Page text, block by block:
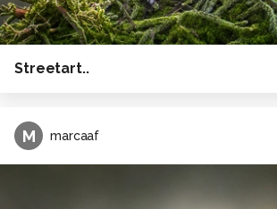
Streetart..
M marcaaf